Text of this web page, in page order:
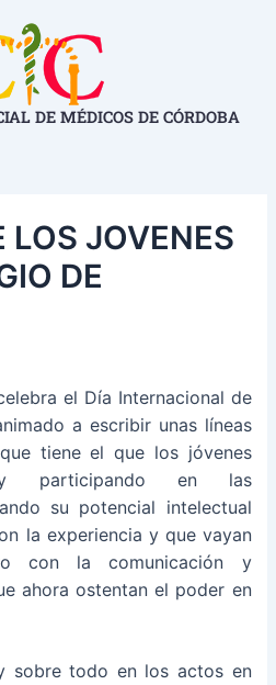
DE MÉDICOS DE CÓRDOBA
LOS JOVENES
DE
el Día Internacional de
a escribir unas líneas
tiene el que los jóvenes
participando en las
su potencial intelectual
la experiencia y que vayan
con la comunicación y
ahora ostentan el poder en
sobre todo en los actos en